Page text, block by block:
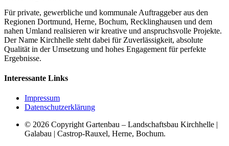
Für private, gewerbliche und kommunale Auftraggeber aus den
Regionen Dortmund, Herne, Bochum, Recklinghausen und dem
nahen Umland realisieren wir kreative und anspruchsvolle Projekte.
Der Name Kirchhelle steht dabei für Zuverlässigkeit, absolute
Qualität in der Umsetzung und hohes Engagement für perfekte
Ergebnisse.
Interessante Links
Impressum
Datenschutzerklärung
© 2026 Copyright Gartenbau – Landschaftsbau Kirchhelle |
Galabau | Castrop-Rauxel, Herne, Bochum.